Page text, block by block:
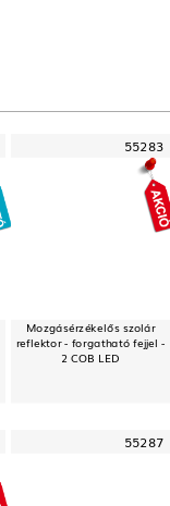
55283
Mozgásérzékelős szolár
reflektor - forgatható fejjel -
2 COB LED
55287